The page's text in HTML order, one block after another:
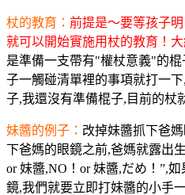
杖的教育： 前提是～要等孩子
就可以開始實施用杖的教育！
是準備一支帶有"權杖意義"的
子一觸碰清單裡的事項就打一
子,我還沒有準備棍子,目前的杖
妹醬的例子： 改掉妹醬抓下爸
下爸媽的眼鏡之前,爸媽就露出
or 妹醬,NO！or 妹醬,だめ！”,
鏡,我們就要立即打妹醬的小手